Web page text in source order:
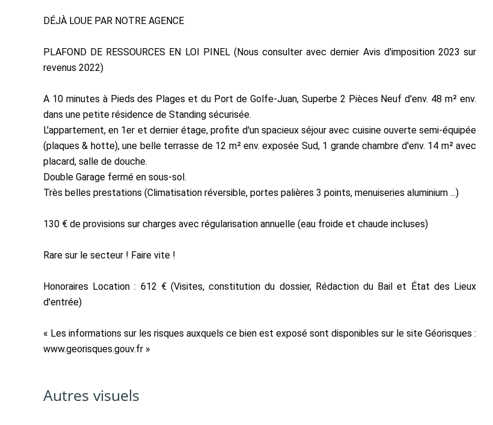
DÉJÀ LOUE PAR NOTRE AGENCE
PLAFOND DE RESSOURCES EN LOI PINEL (Nous consulter avec dernier Avis d'imposition 2023 sur
revenus 2022)
A 10 minutes à Pieds des Plages et du Port de Golfe-Juan, Superbe 2 Pièces Neuf d'env. 48 m² env.
dans une petite résidence de Standing sécurisée.
L'appartement, en 1er et dernier étage, profite d'un spacieux séjour avec cuisine ouverte semi-équipée
(plaques & hotte), une belle terrasse de 12 m² env. exposée Sud, 1 grande chambre d'env. 14 m² avec
placard, salle de douche.
Double Garage fermé en sous-sol.
Très belles prestations (Climatisation réversible, portes palières 3 points, menuiseries aluminium ...)
130 € de provisions sur charges avec régularisation annuelle (eau froide et chaude incluses)
Rare sur le secteur ! Faire vite !
Honoraires Location : 612 € (Visites, constitution du dossier, Rédaction du Bail et État des Lieux
d'entrée)
« Les informations sur les risques auxquels ce bien est exposé sont disponibles sur le site Géorisques :
www.georisques.gouv.fr »
Autres visuels